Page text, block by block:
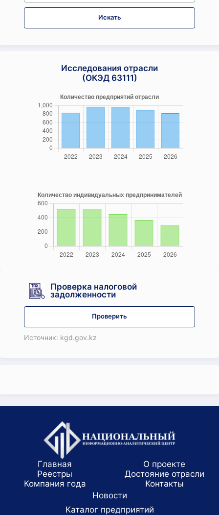
Искать
Исследования отрасли
(ОКЭД 63111)
Проверка налоговой
задолженности
Проверить
Источник: kgd.gov.kz
Главная
О проекте
Реестры
Достояние отрасли
Компания года
Koнтaкты
Новости
Каталог предприятий